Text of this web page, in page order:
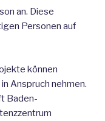
an. Diese
Personen auf
können
Anspruch nehmen.
Baden-